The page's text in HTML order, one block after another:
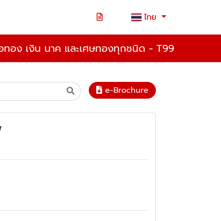
ไทย
ทอง เงิน นาค และเศษทองทุกชนิด - T99
e-Brochure